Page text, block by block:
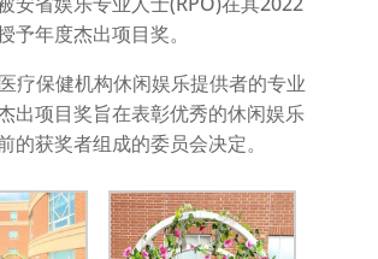
予年度杰出项目奖。
疗保健机构休闲娱乐提供者的专业
出项目奖旨在表彰优秀的休闲娱乐
的获奖者组成的委员会决定。